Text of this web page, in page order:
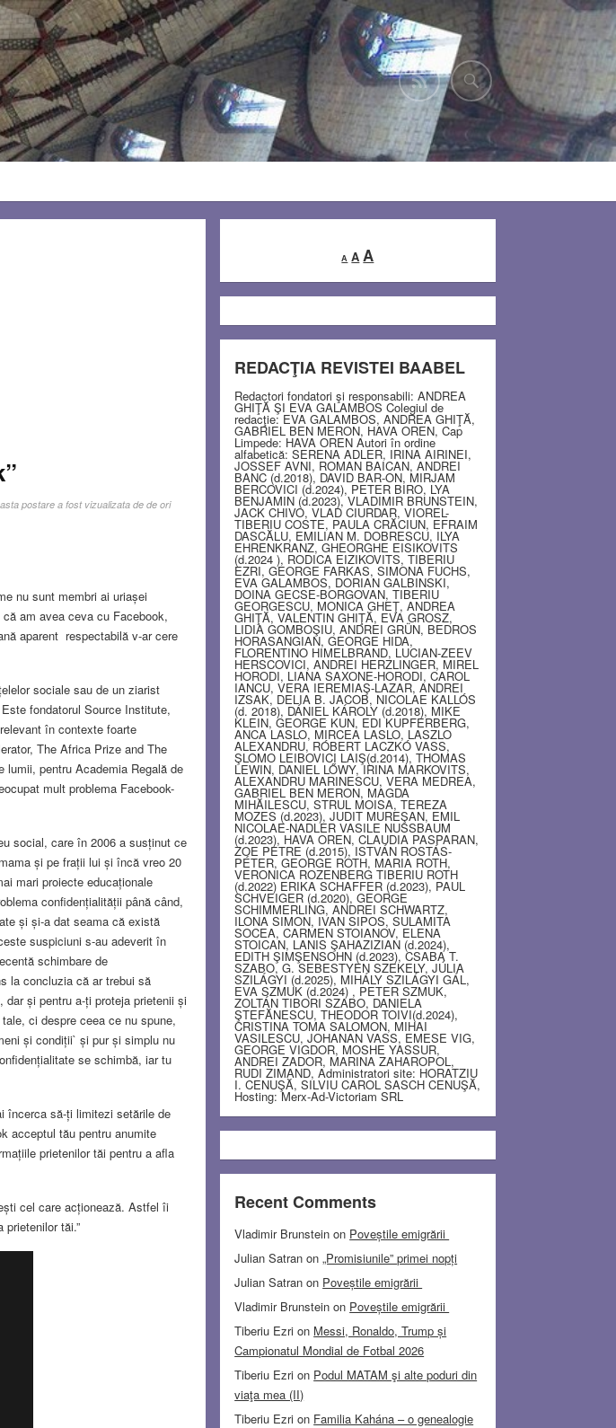
postare a fost vizualizata de de ori
nu sunt membri ai uriașei
am avea ceva cu Facebook,
aparent respectabilă v-ar cere
sociale sau de un ziarist
fondatorul Source Institute,
în contexte foarte
The Africa Prize and The
lumii, pentru Academia Regală de
mult problema Facebook-
social, care în 2006 a susținut ce
și pe frații lui și încă vreo 20
mari proiecte educaționale
confidențialității până când,
și și-a dat seama că există
suspiciuni s-au adeverit în
schimbare de
la concluzia că ar trebui să
dar și pentru a-ți proteja prietenii și
ci despre ceea ce nu spune,
și condiții` și pur și simplu nu
se schimbă, iar tu
încerca să-ți limitezi setările de
acceptul tău pentru anumite
prietenilor tăi pentru a afla
cel care acționează. Astfel îi
tăi.”
A
Decrease
font
A Reset
AIncrease
font
REDACŢIA REVISTEI BAABEL
Redactori fondatori şi responsabili: ANDREA
GHIŢĂ ŞI EVA GALAMBOS Colegiul de
redacţie: EVA GALAMBOS, ANDREA GHIŢĂ,
GABRIEL BEN MERON, HAVA OREN, Cap
Limpede: HAVA OREN Autori în ordine
alfabetică: SERENA ADLER, IRINA AIRINEI,
JOSSEF AVNI, ROMAN BAICAN, ANDREI
BANC (d.2018), DAVID BAR-ON, MIRJAM
BERCOVICI (d.2024), PETER BIRO, LYA
BENJAMIN (d.2023), VLADIMIR BRUNSTEIN,
JACK CHIVO, VLAD CIURDAR, VIOREL-
TIBERIU COSTE, PAULA CRĂCIUN, EFRAIM
DASCĂLU, EMILIAN M. DOBRESCU, ILYA
EHRENKRANZ, GHEORGHE EISIKOVITS
(d.2024 ), RODICA EIZIKOVITS, TIBERIU
EZRI, GEORGE FARKAS, SIMONA FUCHS,
EVA GALAMBOS, DORIAN GALBINSKI,
DOINA GECSE-BORGOVAN, TIBERIU
GEORGESCU, MONICA GHEŢ, ANDREA
GHIŢĂ, VALENTIN GHIŢĂ, EVA GROSZ,
LIDIA GOMBOŞIU, ANDREI GRÜN, BEDROS
HORASANGIAN, GEORGE HIDA,
FLORENTINO HIMELBRAND, LUCIAN-ZEEV
HERSCOVICI, ANDREI HERZLINGER, MIREL
HORODI, LIANA SAXONE-HORODI, CAROL
IANCU, VERA IEREMIAŞ-LAZAR, ANDREI
IZSAK, DELIA B. JACOB, NICOLAE KALLÓS
(d. 2018), DÁNIEL KÁROLY (d.2018), MIKE
KLEIN, GEORGE KUN, EDI KUPFERBERG,
ANCA LASLO, MIRCEA LASLO, LASZLO
ALEXANDRU, RÓBERT LACZKÓ VASS,
ŞLOMO LEIBOVICI LAIŞ(d.2014), THOMAS
LEWIN, DANIEL LŐWY, IRINA MARKOVITS,
ALEXANDRU MARINESCU, VERA MEDREA,
GABRIEL BEN MERON, MAGDA
MIHĂILESCU, STRUL MOISA, TEREZA
MOZES (d.2023), JUDIT MUREŞAN, EMIL
NICOLAE-NADLER VASILE NUSSBAUM
(d.2023), HAVA OREN, CLAUDIA PASPARAN,
ZOE PETRE (d.2015), ISTVÁN ROSTÁS-
PÉTER, GEORGE ROTH, MARIA ROTH,
VERONICA ROZENBERG TIBERIU ROTH
(d.2022) ERIKA SCHAFFER (d.2023), PAUL
SCHVEIGER (d.2020), GEORGE
SCHIMMERLING, ANDREI SCHWARTZ,
ILONA SIMON, IVAN SIPOS, SULAMITA
SOCEA, CARMEN STOIANOV, ELENA
STOICAN, LANIS ŞAHAZIZIAN (d.2024),
EDITH ŞIMŞENSOHN (d.2023), CSABA T.
SZABO, G. SEBESTYEN SZEKELY, JÚLIA
SZILÁGYI (d.2025), MIHÁLY SZILÁGYI GÁL,
EVA SZMUK (d.2024) , PETER SZMUK,
ZOLTÁN TIBORI SZABO, DANIELA
ŞTEFĂNESCU, THEODOR TOIVI(d.2024),
CRISTINA TOMA SALOMON, MIHAI
VASILESCU, JOHANAN VASS, EMESE VIG,
GEORGE VIGDOR, MOSHE YASSUR,
ANDREI ZADOR, MARINA ZAHAROPOL,
RUDI ZIMAND, Administratori site: HORATZIU
I. CENUŞĂ, SILVIU CAROL SASCH CENUŞĂ,
Hosting: Merx-Ad-Victoriam SRL
Recent Comments
Vladimir Brunstein on Poveștile emigrării
Julian Satran on„Promisiunile” primei nopți
Julian Satran on Poveștile emigrării
Vladimir Brunstein on Poveștile emigrării
Tiberiu Ezri on Messi, Ronaldo, Trump și
Campionatul Mondial de Fotbal 2026
Tiberiu Ezri on Podul MATAM şi alte poduri din
viaţa mea (II)
Tiberiu Ezri on Familia Kahána – o genealogie